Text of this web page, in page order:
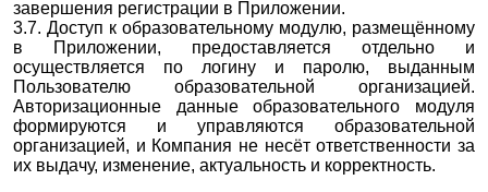
завершения регистрации в Приложении.
3.7. Доступ к образовательному модулю, размещённому
в Приложении, предоставляется отдельно и
осуществляется по логину и паролю, выданным
Пользователю образовательной организацией.
Авторизационные данные образовательного модуля
формируются и управляются образовательной
организацией, и Компания не несёт ответственности за
их выдачу, изменение, актуальность и корректность.